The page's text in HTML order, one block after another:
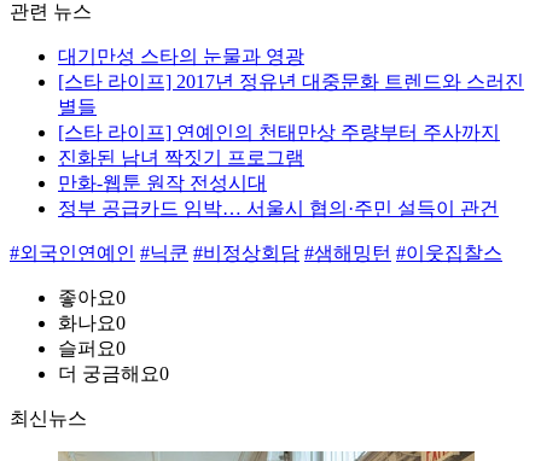
관련 뉴스
대기만성 스타의 눈물과 영광
[스타 라이프] 2017년 정유년 대중문화 트렌드와 스러진
별들
[스타 라이프] 연예인의 천태만상 주량부터 주사까지
진화된 남녀 짝짓기 프로그램
만화-웹툰 원작 전성시대
정부 공급카드 임박… 서울시 협의·주민 설득이 관건
#외국인연예인 #닉쿤 #비정상회담 #샘해밍턴 #이웃집찰스
좋아요0
화나요0
슬퍼요0
더 궁금해요0
최신뉴스